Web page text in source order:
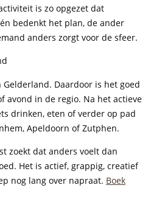
is zo opgezet dat
bedenkt het plan, de ander
anders zorgt voor de sfeer.
Daardoor is het goed
avond in de regio. Na het actieve
drinken, eten of verder op pad
Apeldoorn of Zutphen.
zoekt dat anders voelt dan
Het is actief, grappig, creatief
nog lang over napraat. Boek